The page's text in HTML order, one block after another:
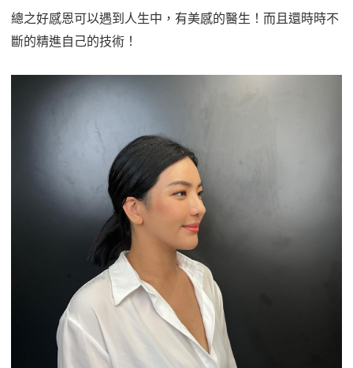
總之好感恩可以遇到人生中，有美感的醫生！而且還時時不
斷的精進自己的技術！